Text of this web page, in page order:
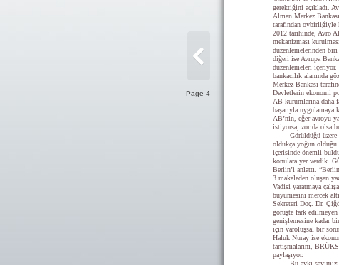
gerektiğini açıkladı.
Alman Merkez
tarafından
2012 tarihinde, Avro
mekanizması
düzenlemelerinden biri
diğeri ise Avrupa
düzenlemeleri içeriyor.
bankacılık alanında
Merkez Bankası
Devletlerin ekonomi
AB kurumlarına daha
başarıyla uygulamaya
AB’nin, eğer avroyu
istiyorsa, zor da olsa
Görüldüğü
oldukça yoğun olduğu
içerisinde önemli
konulara yer verdik.
Berlin’i anlattı.
3 makaleden oluşan
Vadisi yaratmaya
büyümesini mercek
Sekreteri Doç. Dr.
görüşte fark
genişlemesine kadar
için varoluşsal bir
Haluk Nuray ise
tartışmalarını,
paylaşıyor.
Bu ayki
Page 4